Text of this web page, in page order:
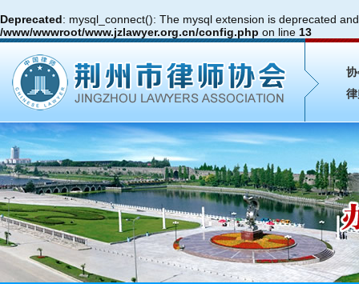
Deprecated: mysql_connect(): The mysql extension is deprecated
/www/wwwroot/www.jzlawyer.org.cn/config.php on line 13